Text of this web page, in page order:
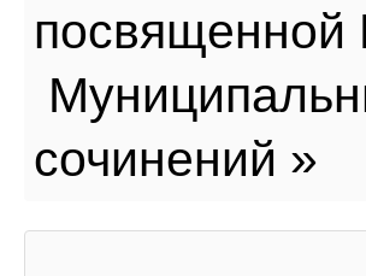
посвященной
сочинений »